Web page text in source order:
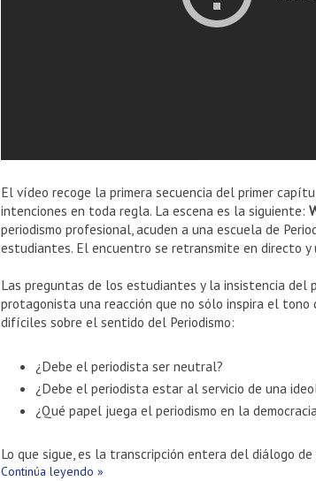
El vídeo recoge la primera secuencia del primer
intenciones en toda regla. La escena es la siguiente:
periodismo profesional, acuden a una escuela de
estudiantes. El encuentro se retransmite en directo y
Las preguntas de los estudiantes y la insistencia del
protagonista una reacción que no sólo inspira el
difíciles sobre el sentido del Periodismo:
¿Debe el periodista ser neutral?
¿Debe el periodista estar al servicio de una
¿Qué papel juega el periodismo en la
Lo que sigue, es la transcripción entera del diálogo de
Continúa leyendo »